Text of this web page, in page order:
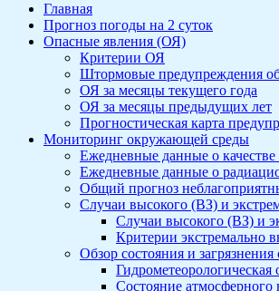
Главная
Прогноз погоды на 2 суток
Опасные явления (ОЯ)
Критерии ОЯ
Штормовые предупреждения
ОЯ за месяцы текущего года
ОЯ за месяцы предыдущих лет
Прогностическая карта
Мониторинг окружающей среды
Ежедневные данные о качестве
Ежедневные данные о
Общий прогноз
Случаи высокого (ВЗ) и
Случаи высокого (ВЗ) и
Критерии экстремально
Обзор состояния и
Состояние атмосферного